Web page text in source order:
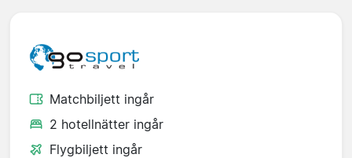
Matchbiljett ingår
2 hotellnätter ingår
Flygbiljett ingår